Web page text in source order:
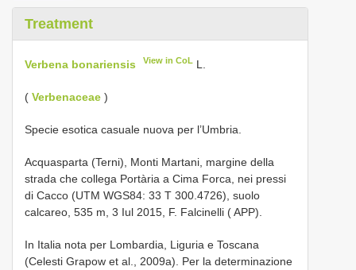
Treatment
Verbena bonariensis View in CoL L.
( Verbenaceae )
Specie esotica casuale nuova per l’Umbria.
Acquasparta (Terni), Monti Martani, margine della
strada che collega Portària a Cima Forca, nei pressi
di Cacco (UTM WGS84: 33 T 300.4726), suolo
calcareo, 535 m, 3 Iul 2015, F. Falcinelli ( APP).
In Italia nota per Lombardia, Liguria e Toscana
(Celesti Grapow et al., 2009a). Per la determinazione